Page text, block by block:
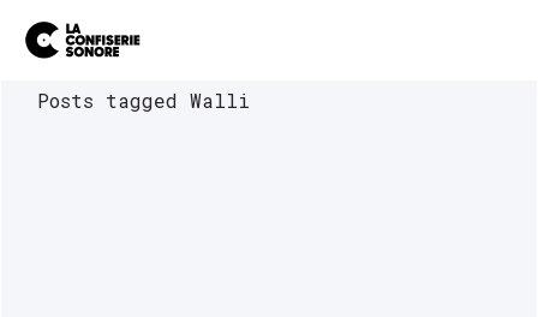
Posts tagged Walli